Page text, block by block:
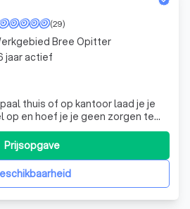
(29)
thuis of op kantoor laad je je
op en hoef je je geen zorgen te
naar een openbare laadplaats.
van het wagenpark en de
auto’s, is een oplaadplek
zo
Prijsopgave
Bree Opitter
jaar actief